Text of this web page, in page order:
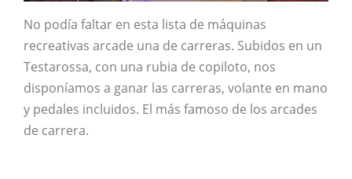
No podía faltar en esta lista de máquinas
recreativas arcade una de carreras. Subidos en un
Testarossa, con una rubia de copiloto, nos
disponíamos a ganar las carreras, volante en mano
y pedales incluidos. El más famoso de los arcades
de carrera.